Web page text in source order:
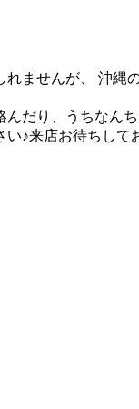
ませんが、 沖
だり、うちなん
♪来店お待ちして